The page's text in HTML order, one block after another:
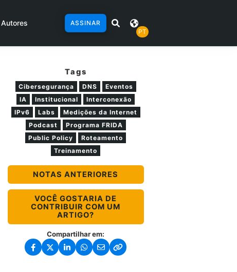
| Autores
ASSINAR
PT
Tags
Cibersegurança DNS
Eventos
IA
Institucional
Interconexão
IPv6
Labs
Medições da Internet
Podcast
Programa FRIDA
Public Policy
Roteamento
Treinamento
NOTAS ANTERIORES
VOCÊ GOSTARIA DE
CONTRIBUIR COM UM
ARTIGO?
Compartilhar em: